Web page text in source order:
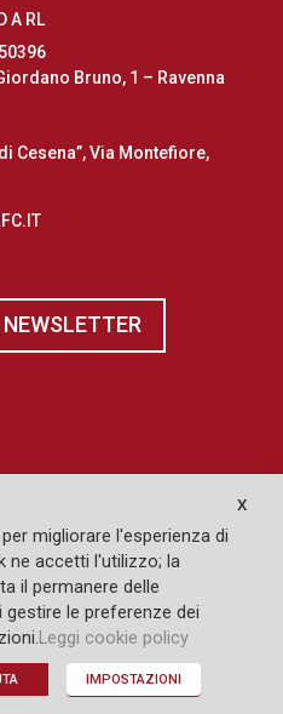
A RL
Bruno, 1 – Ravenna
Cesena”, Via Montefiore,
X
migliorare l'esperienza di
ne accetti l'utilizzo; la
il permanere delle
le preferenze dei
Leggi cookie policy
IMPOSTAZIONI